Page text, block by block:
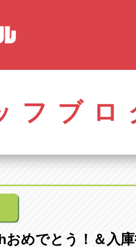
アップル春
0568-56-
アップル瀬
アップル碧南店
愛知県碧南市立山町4-32-1
アップル小牧店
アップル尾張旭店
愛知県尾張旭市印場元町5-2-8
アップル世田谷店
フブロ
おめでとう！＆入庫